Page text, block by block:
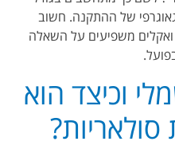
של ההתקנה. חשוב
ואקלים משפיעים על השאלה
וכיצד הוא